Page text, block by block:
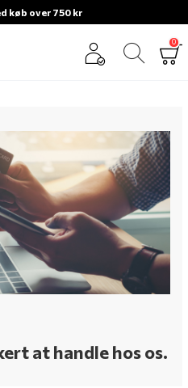
køb over 750 kr
0
at handle hos os.